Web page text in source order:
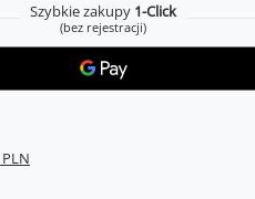
Szybkie zakupy 1-Click
(bez rejestracji)